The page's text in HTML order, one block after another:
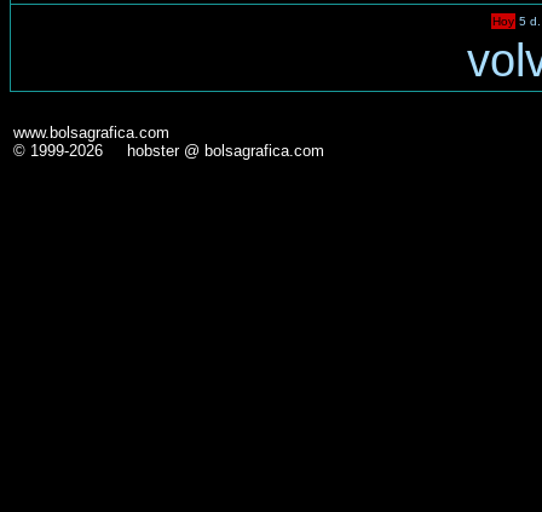
Hoy 5 d.
www.bolsagrafica.com
© 1999-2026 hobster @ bolsagrafica.com